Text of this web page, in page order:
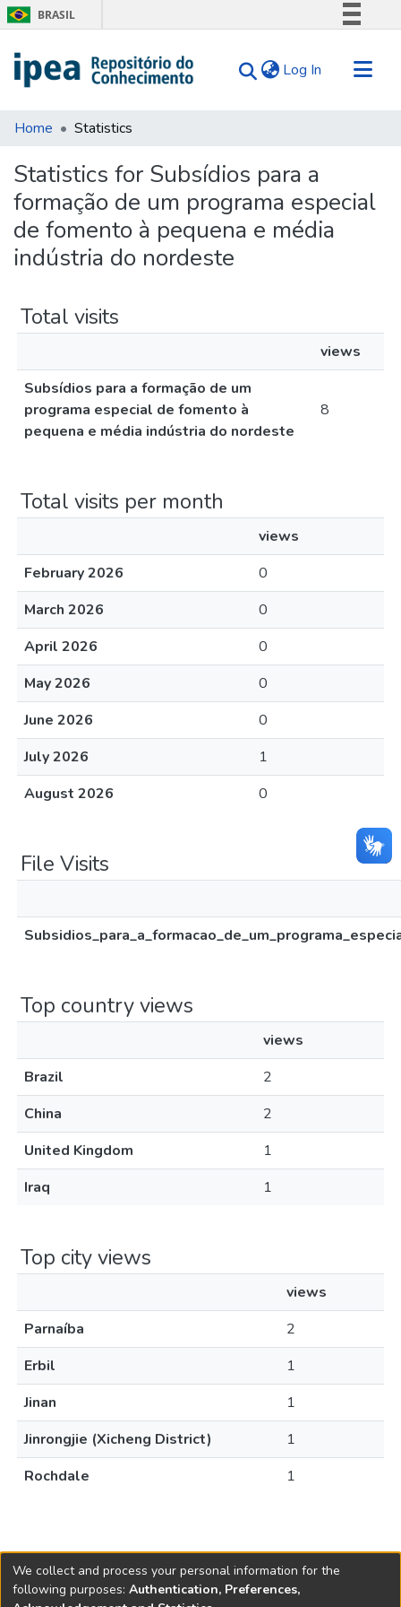
BRASIL
Comunica BR
Canais
Log In (current)
Communities & Collections
Tips
About Us
Home Statistics
Statistics for Subsídios para a
formação de um programa especial
de fomento à pequena e média
indústria do nordeste
Total visits
views
Subsídios para a formação de um
programa especial de fomento à
pequena e média indústria do nordeste
8
Total visits per month
views
February 2026
0
March 2026
0
April 2026
0
May 2026
0
June 2026
0
July 2026
1
August 2026
0
File Visits
Top country views
views
Brazil
2
China
2
United Kingdom
1
Iraq
1
Top city views
views
Parnaíba
2
Erbil
1
Jinan
1
Jinrongjie (Xicheng District)
1
Rochdale
1
We collect and process your personal information for the
following purposes: Authentication, Preferences,